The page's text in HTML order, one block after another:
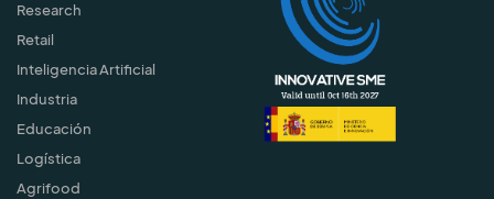
Research
Retail
Inteligencia Artificial
Industria
Educación
Logística
Agrifood